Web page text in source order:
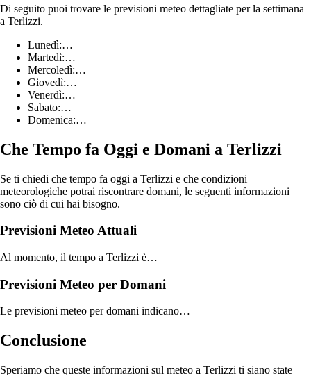
Di seguito puoi trovare le previsioni meteo dettagliate per la settimana
a Terlizzi.
Lunedì:…
Martedì:…
Mercoledì:…
Giovedì:…
Venerdì:…
Sabato:…
Domenica:…
Che Tempo fa Oggi e Domani a Terlizzi
Se ti chiedi che tempo fa oggi a Terlizzi e che condizioni
meteorologiche potrai riscontrare domani, le seguenti informazioni
sono ciò di cui hai bisogno.
Previsioni Meteo Attuali
Al momento, il tempo a Terlizzi è…
Previsioni Meteo per Domani
Le previsioni meteo per domani indicano…
Conclusione
Speriamo che queste informazioni sul meteo a Terlizzi ti siano state